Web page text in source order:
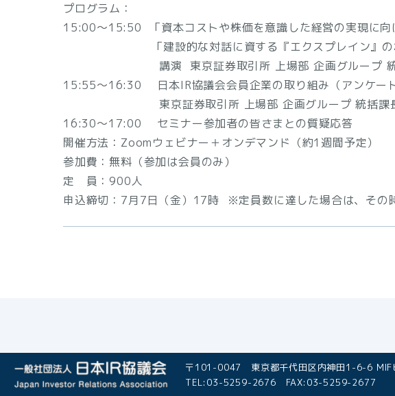
プログラム：
15:00～15:50 「資本コストや株価を意識した経営の実現に向
「建設的な対話に資する『エクスプレイン』のポ
講演 東京証券取引所 上場部 企画グループ 統括
15:55～16:30 日本IR協議会会員企業の取り組み（アンケー
東京証券取引所 上場部 企画グループ 統括課長
16:30～17:00 セミナー参加者の皆さまとの質疑応答
開催方法：Zoomウェビナー＋オンデマンド（約1週間予定）
参加費：無料（参加は会員のみ）
定 員：900人
申込締切：7月7日（金）17時 ※定員数に達した場合は、その
〒101-0047 東京都千代田区内神田1-6-6 MIF
TEL:03-5259-2676 FAX:03-5259-2677